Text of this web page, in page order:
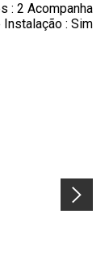
: 2 Acompanha
Instalação : Sim